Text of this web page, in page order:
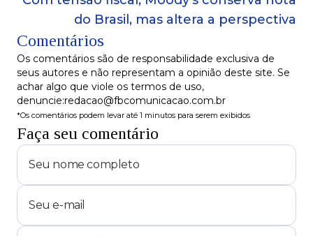
do Brasil, mas altera a perspectiva
Comentários
Os comentários são de responsabilidade exclusiva de
seus autores e não representam a opinião deste site. Se
achar algo que viole os termos de uso,
denuncie:redacao@fbcomunicacao.com.br
*Os comentários podem levar até 1 minutos para serem exibidos
Faça seu comentário